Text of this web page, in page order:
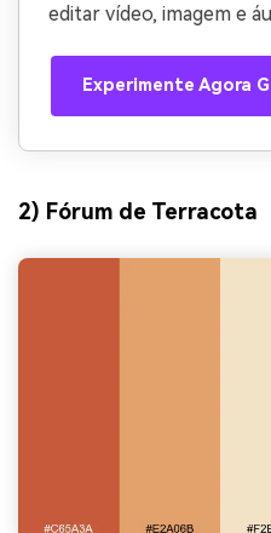
editar vídeo, imagem e
Experimente Agora
2) Fórum de Terracota